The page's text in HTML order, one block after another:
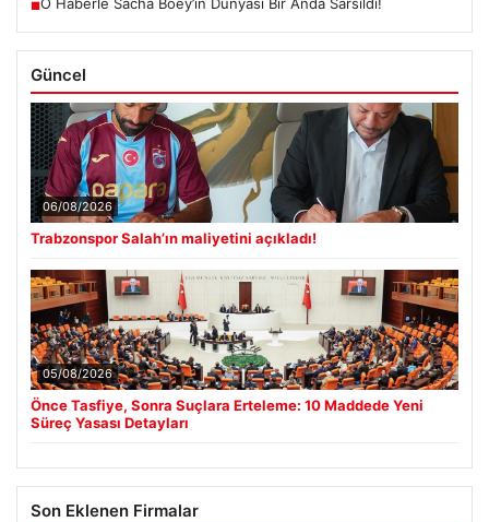
■
Güncel
06/08/2026
Trabzonspor Salah’ın maliyetini açıkladı!
05/08/2026
Önce Tasfiye, Sonra Suçlara Erteleme: 10 Maddede Yeni
Süreç Yasası Detayları
Son Eklenen Firmalar